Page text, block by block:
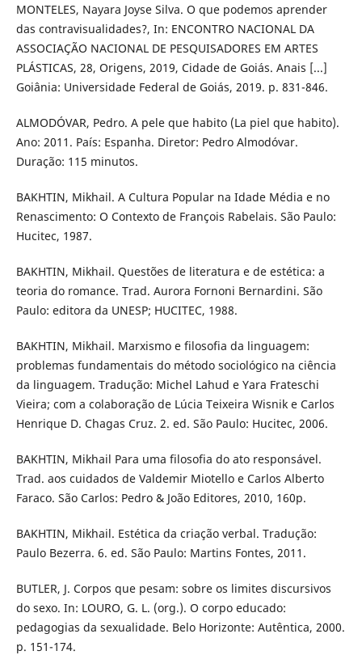
MONTELES, Nayara Joyse Silva. O que podemos aprender
das contravisualidades?, In: ENCONTRO NACIONAL DA
ASSOCIAÇÃO NACIONAL DE PESQUISADORES EM ARTES
PLÁSTICAS, 28, Origens, 2019, Cidade de Goiás. Anais [...]
Goiânia: Universidade Federal de Goiás, 2019. p. 831-846.
ALMODÓVAR, Pedro. A pele que habito (La piel que habito).
Ano: 2011. País: Espanha. Diretor: Pedro Almodóvar.
Duração: 115 minutos.
BAKHTIN, Mikhail. A Cultura Popular na Idade Média e no
Renascimento: O Contexto de François Rabelais. São Paulo:
Hucitec, 1987.
BAKHTIN, Mikhail. Questões de literatura e de estética: a
teoria do romance. Trad. Aurora Fornoni Bernardini. São
Paulo: editora da UNESP; HUCITEC, 1988.
BAKHTIN, Mikhail. Marxismo e filosofia da linguagem:
problemas fundamentais do método sociológico na ciência
da linguagem. Tradução: Michel Lahud e Yara Frateschi
Vieira; com a colaboração de Lúcia Teixeira Wisnik e Carlos
Henrique D. Chagas Cruz. 2. ed. São Paulo: Hucitec, 2006.
BAKHTIN, Mikhail Para uma filosofia do ato responsável.
Trad. aos cuidados de Valdemir Miotello e Carlos Alberto
Faraco. São Carlos: Pedro & João Editores, 2010, 160p.
BAKHTIN, Mikhail. Estética da criação verbal. Tradução:
Paulo Bezerra. 6. ed. São Paulo: Martins Fontes, 2011.
BUTLER, J. Corpos que pesam: sobre os limites discursivos
do sexo. In: LOURO, G. L. (org.). O corpo educado:
pedagogias da sexualidade. Belo Horizonte: Autêntica, 2000.
p. 151-174.